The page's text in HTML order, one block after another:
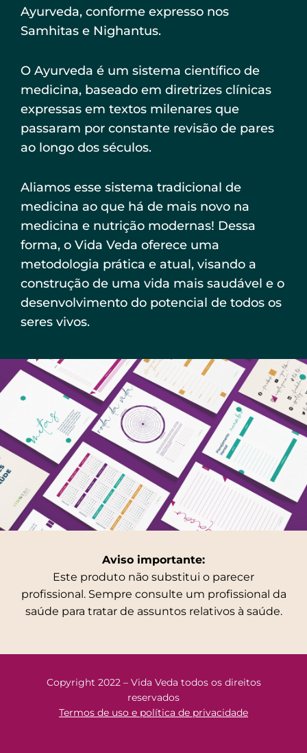
Ayurveda, conforme expresso nos
Samhitas e Nighantus.
O Ayurveda é um sistema científico de
medicina, baseado em diretrizes clínicas
expressas em textos milenares que
passaram por constante revisão de pares
ao longo dos séculos.
Aliamos esse sistema tradicional de
medicina ao que há de mais novo na
medicina e nutrição modernas! Dessa
forma, o Vida Veda oferece uma
metodologia prática e atual, visando a
construção de uma vida mais saudável e o
desenvolvimento do potencial de todos os
seres vivos.
Aviso importante:
Este produto não substitui o parecer
profissional. Sempre consulte um profissional da
saúde para tratar de assuntos relativos à saúde.
Copyright 2022 – Vida Veda todos os direitos
reservados
Termos de uso e política de privacidade